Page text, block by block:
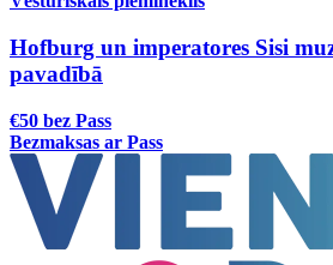
Hofburg un imperatores Sisi
pavadībā
€50 bez Pass
Bezmaksas ar Pass